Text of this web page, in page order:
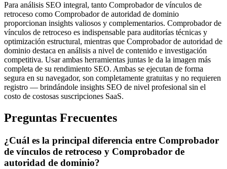
Para análisis SEO integral, tanto Comprobador de vínculos de
retroceso como Comprobador de autoridad de dominio
proporcionan insights valiosos y complementarios. Comprobador de
vínculos de retroceso es indispensable para auditorías técnicas y
optimización estructural, mientras que Comprobador de autoridad de
dominio destaca en análisis a nivel de contenido e investigación
competitiva. Usar ambas herramientas juntas le da la imagen más
completa de su rendimiento SEO. Ambas se ejecutan de forma
segura en su navegador, son completamente gratuitas y no requieren
registro — brindándole insights SEO de nivel profesional sin el
costo de costosas suscripciones SaaS.
Preguntas Frecuentes
¿Cuál es la principal diferencia entre Comprobador
de vínculos de retroceso y Comprobador de
autoridad de dominio?